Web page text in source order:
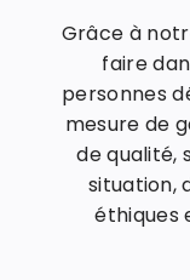
Grâce à
faire
personnes
mesure de
de qualité,
situation,
éthiques